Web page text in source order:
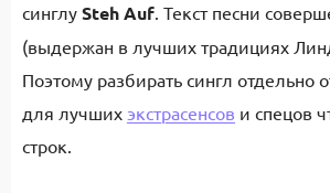
синглу Steh Auf. Текст песни
(выдержан в лучших традициях
Поэтому разбирать сингл отдельно
для лучших экстрасенсов и спецов
строк.